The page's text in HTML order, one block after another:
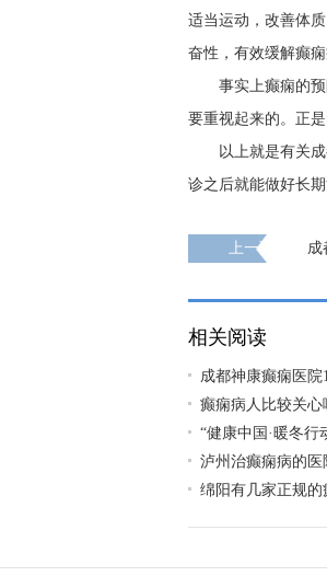
适当运动，改善体
奋性，有效缓解癫痫
事实上癫痫的
要重视起来的。正
以上就是有关
诊之后就能做好长
上一页
成
相关阅读
成都神康癫痫医院
癫痫病人比较关心
“健康中国·暖冬行
泸州治癫痫病的医
绵阳有几家正规的